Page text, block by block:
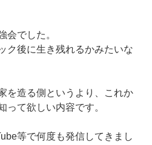
会でした。
ク後に生き残れるかみたいな
を造る側というより、これか
って欲しい内容です。
等で何度も発信してきまし